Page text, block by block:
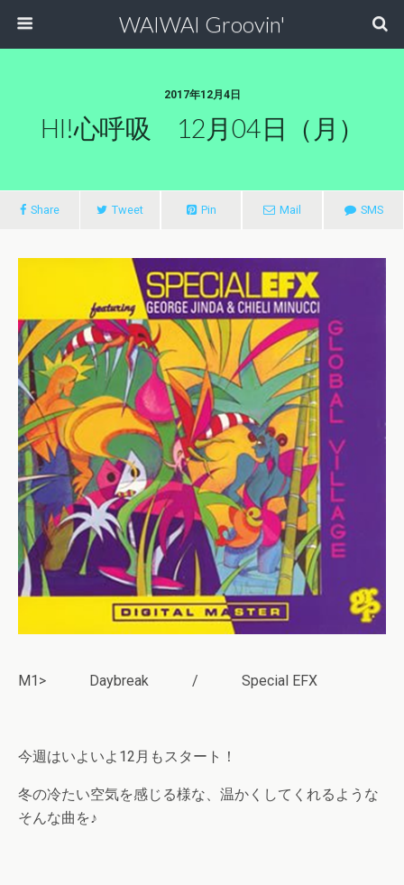
WAIWAI Groovin'
2017年12月4日
HI!心呼吸 12月04日（月）
Share Tweet Pin Mail SMS
M1> Daybreak / Special EFX
今週はいよいよ12月もスタート！
冬の冷たい空気を感じる様な、温かくしてくれるような
そんな曲を♪